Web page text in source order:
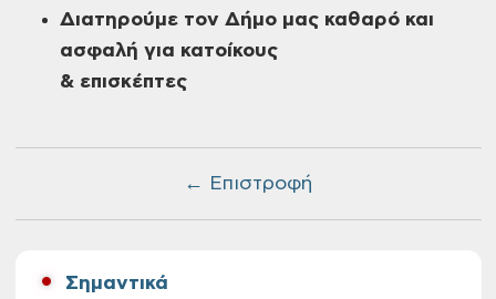
← Επιστροφή
Διατηρούμε τον Δήμο μας καθαρό και
ασφαλή για κατοίκους
& επισκέπτες
Σημαντικά